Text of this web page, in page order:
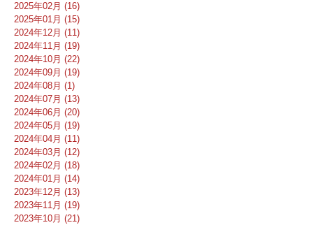
2025年02月 (16)
2025年01月 (15)
2024年12月 (11)
2024年11月 (19)
2024年10月 (22)
2024年09月 (19)
2024年08月 (1)
2024年07月 (13)
2024年06月 (20)
2024年05月 (19)
2024年04月 (11)
2024年03月 (12)
2024年02月 (18)
2024年01月 (14)
2023年12月 (13)
2023年11月 (19)
2023年10月 (21)